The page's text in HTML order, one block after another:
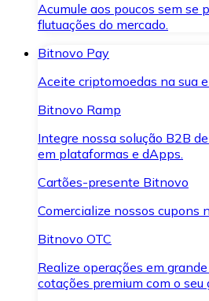
Acumule aos poucos sem se
flutuações do mercado.
Bitnovo Pay
Aceite criptomoedas na sua
Bitnovo Ramp
Integre nossa solução B2B
em plataformas e dApps.
Cartões-presente Bitnovo
Comercialize nossos cupons
Bitnovo OTC
Realize operações em
cotações premium com o seu